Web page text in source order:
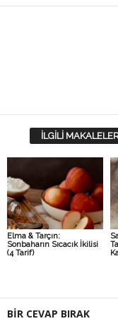
İLGİLİ
Elma & Tarçın:
Sonbaharın Sıcacık İkilisi
(4 Tarif)
BİR CEVAP BIRAK